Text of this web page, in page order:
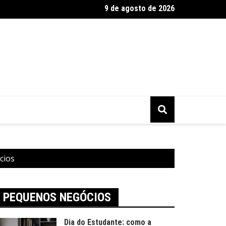
2025 tem alta busca por presentes artesanais
9 de agosto de 2026
PEQUENOS NEGÓCIOS
Dia do Estudante: como a